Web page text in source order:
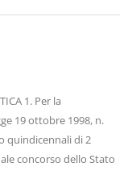
1. Per la
19 ottobre 1998, n.
quindicennali di 2
concorso dello Stato